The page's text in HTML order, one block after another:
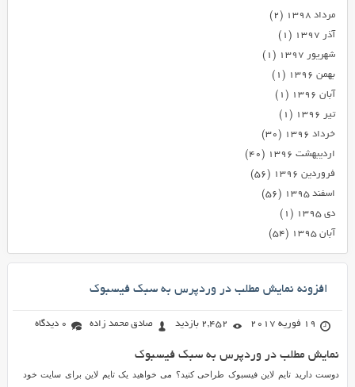
مرداد ۱۳۹۸
(۲)
آذر ۱۳۹۷
(۱)
شهریور ۱۳۹۷
(۱)
بهمن ۱۳۹۶
(۱)
آبان ۱۳۹۶
(۱)
تیر ۱۳۹۶
(۱)
خرداد ۱۳۹۶
(۳۰)
اردیبهشت ۱۳۹۶
(۴۰)
فروردین ۱۳۹۶
(۵۶)
اسفند ۱۳۹۵
(۵۶)
دی ۱۳۹۵
(۱)
آبان ۱۳۹۵
(۵۴)
افزونه نمایش مطلب در وردپرس به سبک فیسبوک
19 فوریه 2017 2,452 بازدید صادق محمد زاده 0 دیدگاه
نمایش مطلب در وردپرس به سبک فیسبوک
دوست دارید تایم لاین فیسبوک طراحی کنید؟ می خواهید یک تایم لاین برای سایت خود